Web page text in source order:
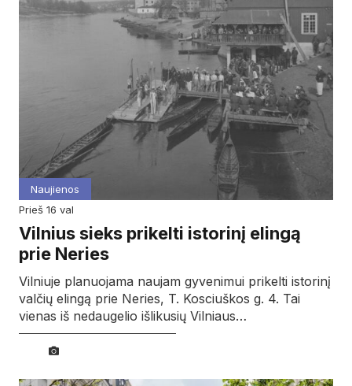
Naujienos
prieš 16 val
Vilnius sieks prikelti istorinį elingą
prie Neries
Vilniuje planuojama naujam gyvenimui prikelti istorinį
valčių elingą prie Neries, T. Kosciuškos g. 4. Tai
vienas iš nedaugelio išlikusių Vilniaus…